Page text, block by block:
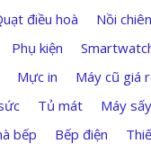
điều hoà
Nồi
Phụ kiện
Mực in Máy cũ giá
Tủ mát Máy sấy
bếp Bếp điện